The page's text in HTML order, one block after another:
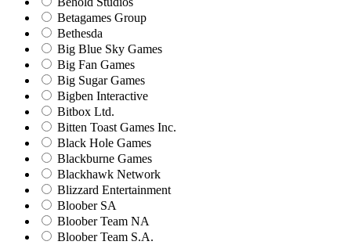
Betagames Group
Bethesda
Big Blue Sky Games
Big Fan Games
Big Sugar Games
Bigben Interactive
Bitbox Ltd.
Bitten Toast Games Inc.
Black Hole Games
Blackburne Games
Blackhawk Network
Blizzard Entertainment
Bloober SA
Bloober Team NA
Bloober Team S.A.